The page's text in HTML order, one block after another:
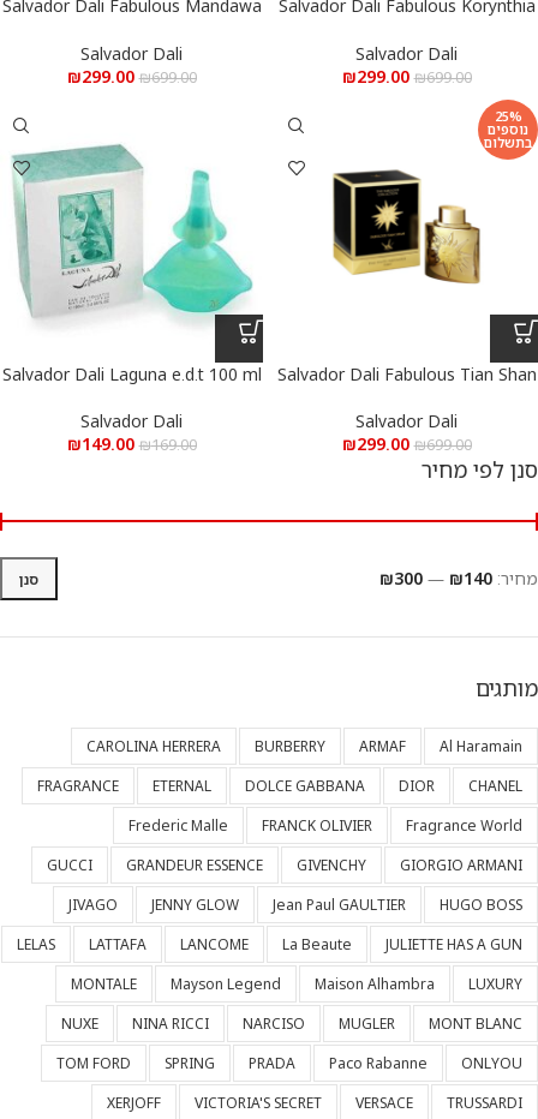
Salvador Dali Fabulous Korynthia
קורינט’יה א.ד.פ 100 מ”ל
Salvador Dali
₪699.00
₪299.00
Salvador Dali Fabulous Mandawa
מנדוואה א.ד.פ 100 מ”ל
Salvador Dali
₪699.00
₪299.00
25%
נוספים
בתשלום
Salvador Dali Fabulous Tian Shan
טיאן שאן א.ד.פ 100מ”ל
Salvador Dali
₪699.00
₪299.00
Salvador Dali Laguna e.d.t 100 ml
Salvador Dali
₪169.00
₪149.00
סנן לפי מחיר
סנן מחיר: ₪140
—
₪300
מותגים
Al Haramain
ARMAF
BURBERRY
CAROLINA HERRERA
CHANEL
DIOR
DOLCE GABBANA
ETERNAL
FRAGRANCE
Fragrance World
FRANCK OLIVIER
Frederic Malle
GIORGIO ARMANI
GIVENCHY
GRANDEUR ESSENCE
GUCCI
HUGO BOSS
Jean Paul GAULTIER
JENNY GLOW
JIVAGO
JULIETTE HAS A GUN
La Beaute
LANCOME
LATTAFA
LELAS
LUXURY
Maison Alhambra
Mayson Legend
MONTALE
MONT BLANC
MUGLER
NARCISO
NINA RICCI
NUXE
ONLYOU
Paco Rabanne
PRADA
SPRING
TOM FORD
TRUSSARDI
VERSACE
VICTORIA'S SECRET
XERJOFF